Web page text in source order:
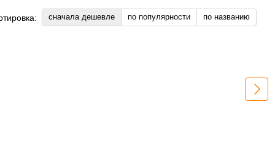
сначала дешевле по популярности по названию